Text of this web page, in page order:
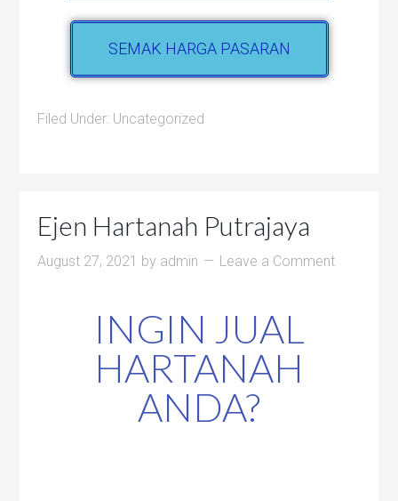
SEMAK HARGA PASARAN
Filed Under: Uncategorized
Ejen Hartanah Putrajaya
August 27, 2021 by admin Leave a Comment
INGIN JUAL
HARTANAH
ANDA?